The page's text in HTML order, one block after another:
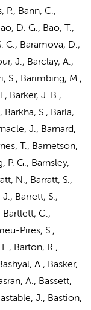
P., Bann, C.,
D. G., Bao, T.,
C., Baramova, D.,
J., Barclay, A.,
S., Barimbing, M.,
Barker, J. B.,
S., Barla,
J., Barnard,
T., Barnetson,
P. G., Barnsley,
N., Barratt, S.,
Barrett, S.,
Bartlett, G.,
Pires, S.,
Barton, R.,
A., Basker,
A., Bassett,
J., Bastion,